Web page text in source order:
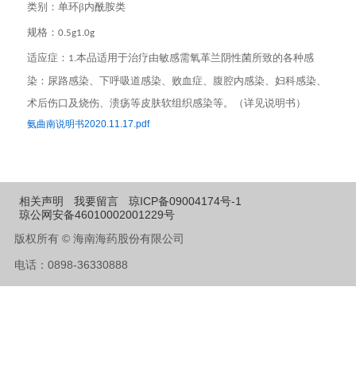
类别：单环β内酰胺类
规格：0.5g1.0g
适应症： 1.本品适用于治疗由敏感需氧革兰阴性菌所致的各种感
染：尿路感染、下呼吸道感染、败血症、腹腔内感染、妇科感染、
术后伤口及烧伤、溃疡等皮肤软组织感染等。（详见说明书）
氨曲南说明书2020.11.17.pdf
相关声明 我要留言
琼ICP备09004174号-1
琼公网安备46010002001229号
版权所有 © 海南海药股份有限公司
电话：0898-36330888